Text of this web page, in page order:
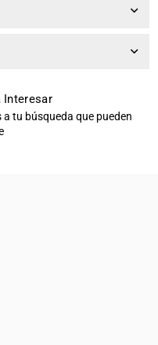
Interesar
tu búsqueda que pueden